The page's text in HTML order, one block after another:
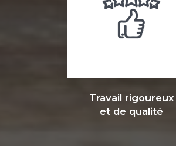
Travail rigoureux
et de qualité